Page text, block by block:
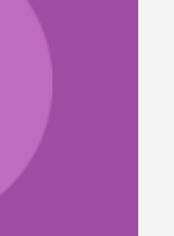
de
lo